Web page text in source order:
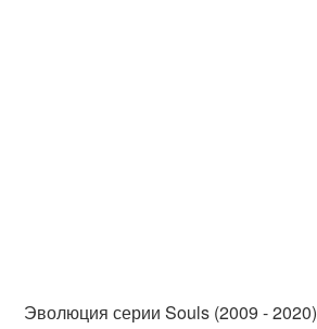
Эволюция серии Souls (2009 - 2020)